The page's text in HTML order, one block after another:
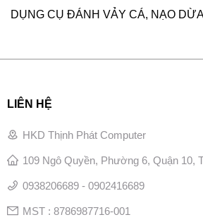
DỤNG CỤ ĐÁNH VẢY CÁ, NẠO
LIÊN HỆ
HKD Thịnh Phát Computer
109 Ngô Quyền, Phường 6, Quận 10,
0938206689 - 0902416689
MST : 8786987716-001